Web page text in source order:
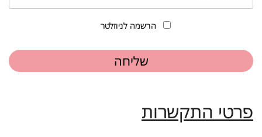
הרשמה לניוזלטר
פרטי התקשרות